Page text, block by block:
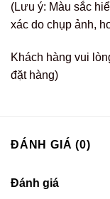
(Lưu ý: Màu sắc
xác do chụp ảnh,
Khách hàng vui
đặt hàng)
ĐÁNH GIÁ (0)
Đánh giá